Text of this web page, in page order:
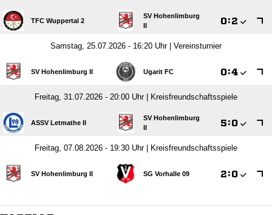
TFC Wuppertal 2
SV Hohenlimburg
II
:
Samstag, 25.07.2026 - 16:20 Uhr | Vereinsturnier
SV Hohenlimburg II Ugarit FC :
Freitag, 31.07.2026 - 20:00 Uhr | Kreisfreundschaftsspiele
ASSV Letmathe II
SV Hohenlimburg
II
:
Freitag, 07.08.2026 - 19:30 Uhr | Kreisfreundschaftsspiele
SV Hohenlimburg II SG Vorhalle 09 :